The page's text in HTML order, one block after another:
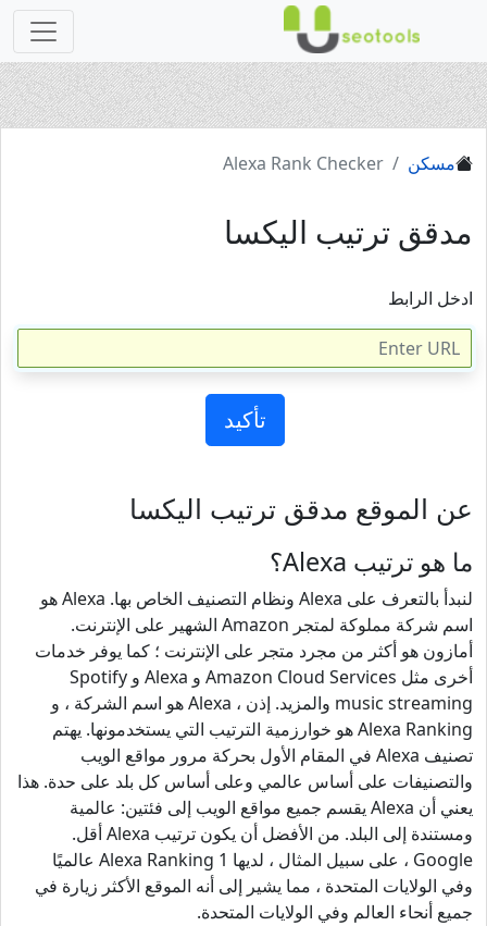
مسكن Alexa Rank Checker
مدقق ترتيب اليكسا
ادخل الرابط
عن الموقع مدقق ترتيب اليكسا
ما هو ترتيب Alexa؟
لنبدأ بالتعرف على Alexa ونظام التصنيف الخاص بها. Alexa هو
اسم شركة مملوكة لمتجر Amazon الشهير على الإنترنت.
أمازون هو أكثر من مجرد متجر على الإنترنت ؛ كما يوفر خدمات
أخرى مثل Amazon Cloud Services و Alexa و Spotify
music streaming والمزيد. إذن ، Alexa هو اسم الشركة ، و
Alexa Ranking هو خوارزمية الترتيب التي يستخدمونها. يهتم
تصنيف Alexa في المقام الأول بحركة مرور مواقع الويب
والتصنيفات على أساس عالمي وعلى أساس كل بلد على حدة. هذا
يعني أن Alexa يقسم جميع مواقع الويب إلى فئتين: عالمية
ومستندة إلى البلد. من الأفضل أن يكون ترتيب Alexa أقل.
Google ، على سبيل المثال ، لديها Alexa Ranking 1 عالميًا
وفي الولايات المتحدة ، مما يشير إلى أنه الموقع الأكثر زيارة في
جميع أنحاء العالم وفي الولايات المتحدة.